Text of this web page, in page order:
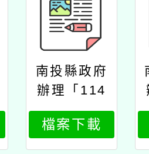
南投縣政府
辦理「114
年度教師專
業成長研習
實施計畫夢
檔案下載